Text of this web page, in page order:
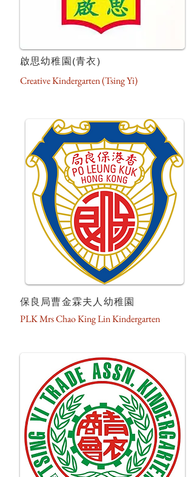
啟思幼稚園(青衣)
Creative Kindergarten (Tsing Yi)
保良局曹金霖夫人幼稚園
PLK Mrs Chao King Lin Kindergarten